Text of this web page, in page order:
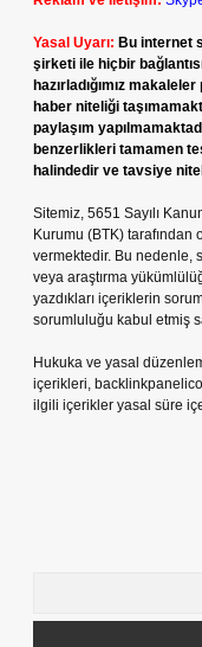
Yasal Uyarı: Bu internet
şirketi ile hiçbir
hazırladığımız
haber niteliği
paylaşım
benzerlikleri tamamen
halindedir ve tavsiye
Sitemiz, 5651 Sayılı
Kurumu (BTK) tarafından
vermektedir. Bu nedenle,
veya araştırma
yazdıkları içeriklerin
sorumluluğu kabul etmiş
Hukuka ve yasal
içerikleri,
ilgili içerikler yasal süre